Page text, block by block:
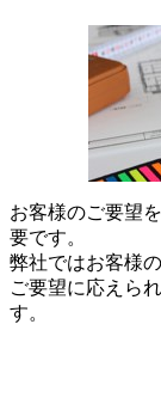
お客様のご要望
要です。
弊社ではお客様
ご要望に応えら
す。